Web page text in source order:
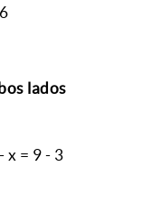
lados
x = 9 - 3